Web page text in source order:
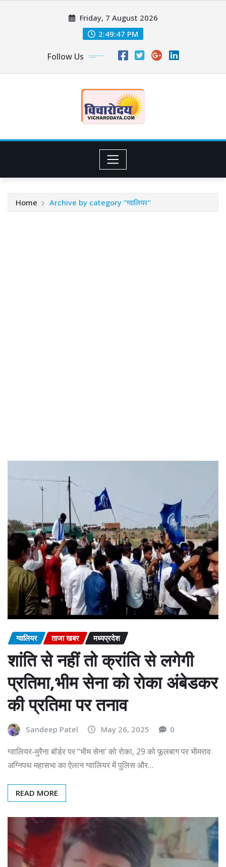
Friday, 7 August 2026
2:49:48 PM
Follow Us
Home Archive by category "ग्वालियर"
ग्वालियर ताजा खबर मध्यप्रदेश
शांति से नहीं तो क्रांति से लगेगी
प्रतिमा,भीम सेना को राेका अंबेडकर
की प्रतिमा पर तनाव
Sandeep Patel May 26, 2025 0
ग्वालियर-मुरैना बॉर्डर पर “भीम सेना’ को राेका, 29 को फूलबाग पर भीमराव
अग्निपथ महासभा का ऐलान ग्वालियर में पुलिस और…
READ MORE